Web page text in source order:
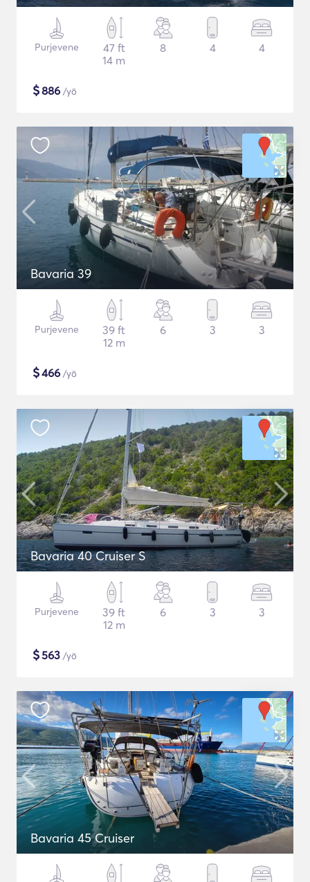
Purjevene
47 ft
14 m
8 4 4
$886 /yö
Bavaria 39
Purjevene
39 ft
12 m
6 3 3
$466 /yö
Bavaria 40 Cruiser S
Purjevene
39 ft
12 m
6 3 3
$563 /yö
Bavaria 45 Cruiser